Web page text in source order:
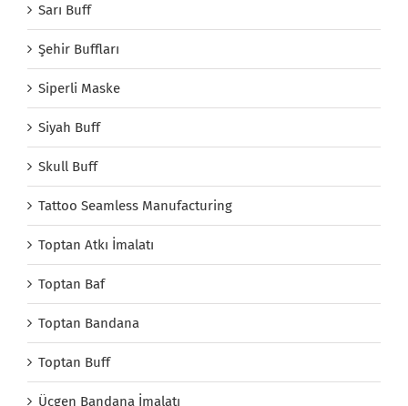
Sarı Buff
Şehir Buffları
Siperli Maske
Siyah Buff
Skull Buff
Tattoo Seamless Manufacturing
Toptan Atkı İmalatı
Toptan Baf
Toptan Bandana
Toptan Buff
Üçgen Bandana İmalatı